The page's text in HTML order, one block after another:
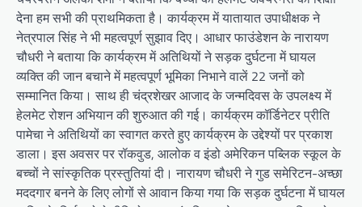
देना हम सभी की प्राथमिकता है। कार्यक्रम में यातायात उपाधीक्षक ने
नेत्रपाल सिंह ने भी महत्वपूर्ण सुझाव दिए। आधार फाउंडेशन के नारायण
चौधरी ने बताया कि कार्यक्रम में अतिथियों ने सड़क दुर्घटना में घायल
व्यक्ति की जान बचाने में महत्वपूर्ण भूमिका निभाने वालें 22 जनों को
सम्मानित किया। साथ ही चंद्रशेखर आजाद के जन्मदिवस के उपलक्ष्य में
हेलमेट रोशन अभियान की शुरुआत की गई। कार्यक्रम कॉर्डिनेटर प्रीति
पामेचा ने अतिथियों का स्वागत करते हुए कार्यक्रम के उद्देश्यों पर प्रकाश
डाला। इस अवसर पर रॉकवुड, आलोक व इंडो अमेरिकन पब्लिक स्कूल के
बच्चों ने सांस्कृतिक प्रस्तुतियां दी। नारायण चौधरी ने गुड समेरिटन-अच्छा
मददगार बनने के लिए लोगों से आवान किया गया कि सड़क दुर्घटना में घायल